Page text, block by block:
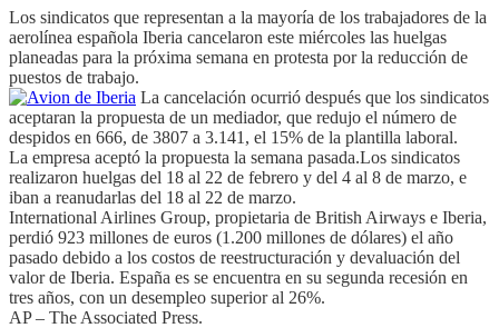
Los sindicatos que representan a la mayoría de los trabajadores de la
aerolínea española Iberia cancelaron este miércoles las huelgas
planeadas para la próxima semana en protesta por la reducción de
puestos de trabajo.
La cancelación ocurrió después que los sindicatos
aceptaran la propuesta de un mediador, que redujo el número de
despidos en 666, de 3807 a 3.141, el 15% de la plantilla laboral.
La empresa aceptó la propuesta la semana pasada.Los sindicatos
realizaron huelgas del 18 al 22 de febrero y del 4 al 8 de marzo, e
iban a reanudarlas del 18 al 22 de marzo.
International Airlines Group, propietaria de British Airways e Iberia,
perdió 923 millones de euros (1.200 millones de dólares) el año
pasado debido a los costos de reestructuración y devaluación del
valor de Iberia. España es se encuentra en su segunda recesión en
tres años, con un desempleo superior al 26%.
AP – The Associated Press.